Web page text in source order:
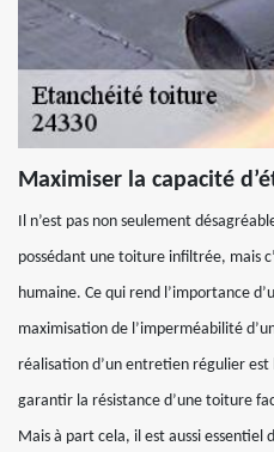
Maximiser la capacité
Il n’est pas non seulement
possédant une toiture infiltrée, mais
humaine. Ce qui rend l’importance
maximisation de l’imperméabilité
réalisation d’un entretien régulier
garantir la résistance d’une toiture
Mais à part cela, il est aussi